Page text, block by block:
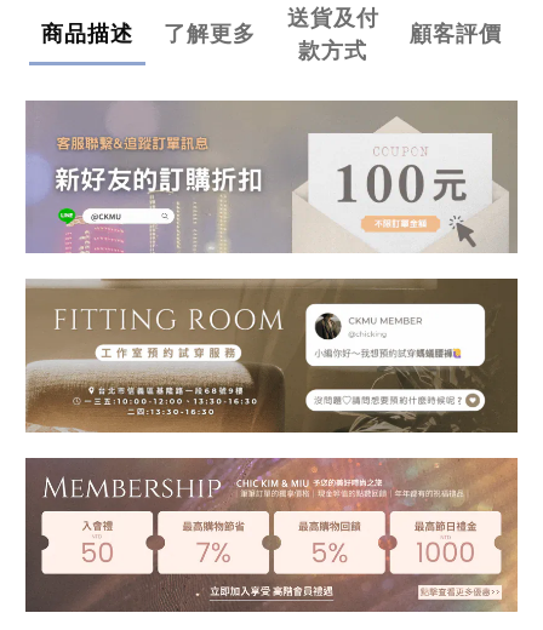
商品描述 了解更多
送貨及付
款方式
顧客評價